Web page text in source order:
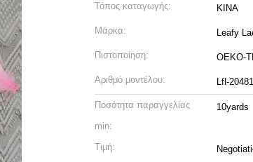
Τόπος καταγωγής: ΚΙΝΑ
Μάρκα: Leafy
Πιστοποίηση: OEKO-
Αριθμό μοντέλου: Lfl-20481
Ποσότητα παραγγελίας
min:
10yards
Τιμή: